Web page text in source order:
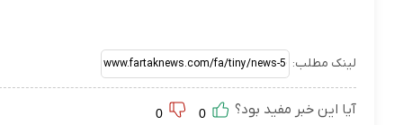
لینک مطلب:
آیا این خبر مفید بود؟